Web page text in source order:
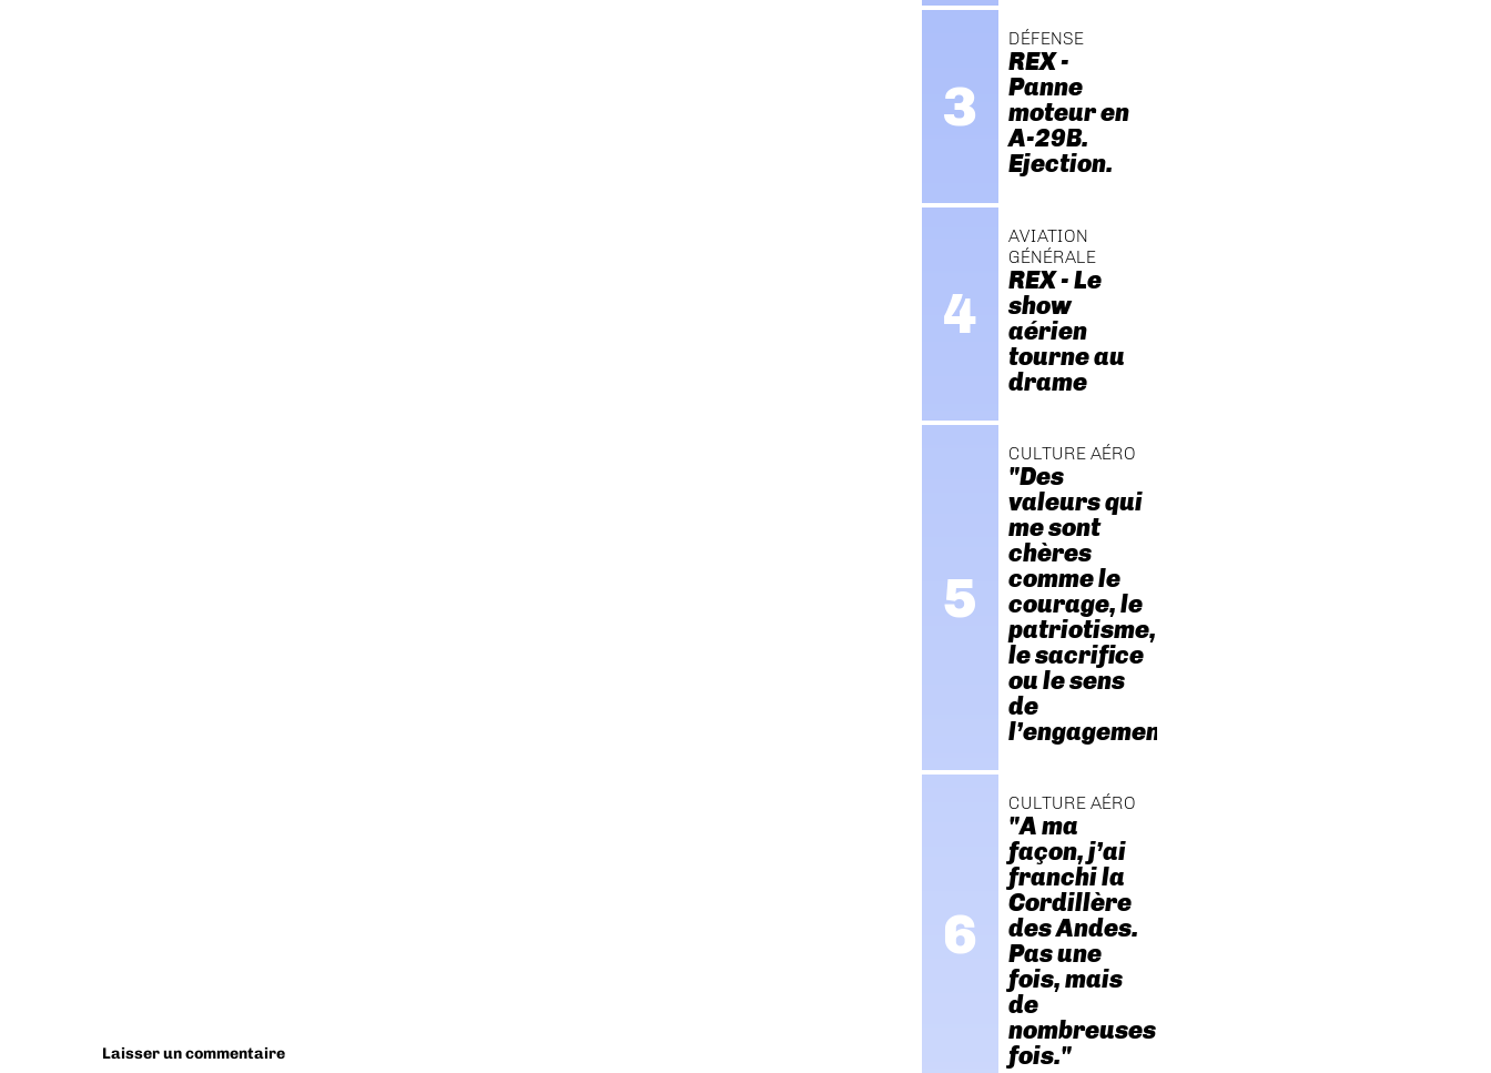
Laisser un commentaire
DÉFENSE
REX -
Panne
moteur en
A-29B.
Ejection.
AVIATION
GÉNÉRALE
REX - Le
show
aérien
tourne au
drame
CULTURE AÉRO
"Des
valeurs qui
me sont
chères
comme le
courage, le
patriotisme,
le sacrifice
ou le sens
de
l’engagement."
CULTURE AÉRO
"A ma
façon, j’ai
franchi la
Cordillère
des Andes.
Pas une
fois, mais
de
nombreuses
fois."